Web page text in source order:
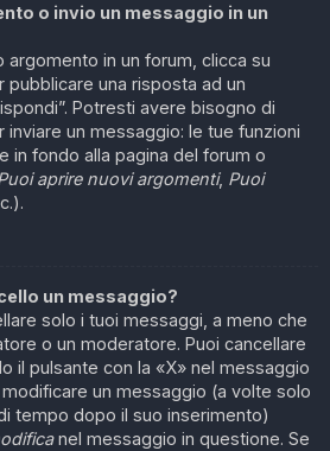
o invio un messaggio in un
argomento in un forum, clicca su
pubblicare una risposta ad un
Potresti avere bisogno di
un messaggio: le tue funzioni
in fondo alla pagina del forum o
aprire nuovi argomenti, Puoi
un messaggio?
solo i tuoi messaggi, a meno che
o un moderatore. Puoi cancellare
il pulsante con la «X» nel messaggio
un messaggio (a volte solo
tempo dopo il suo inserimento)
nel messaggio in questione. Se